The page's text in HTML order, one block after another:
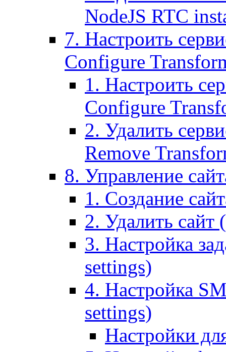
NodeJS RTC
7. Настроить
Configure
1. Настроить
Configure
2. Удалить
Remove
8. Управление
1. Создание
2. Удалить сайт
3. Настройка
settings)
4. Настройка
settings)
Настройки